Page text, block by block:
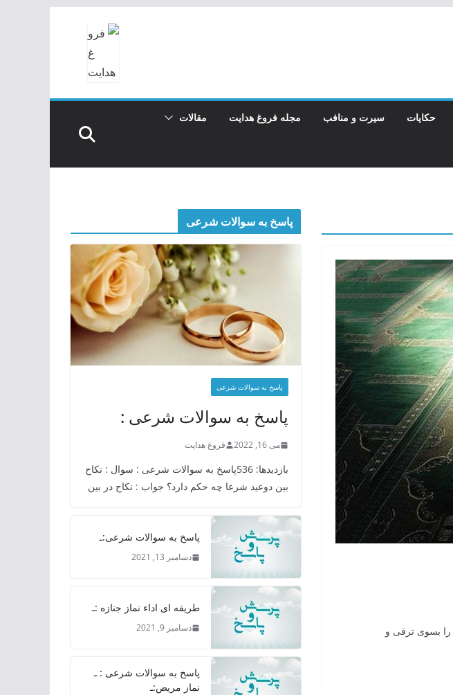
حکایات سیرت و منافب مجله فروغ هدایت مقالات
پاسخ به سوالات شرعی
پاسخ به سوالات شرعی
پاسخ به سوالات شرعی :
می 16, 2022 فروغ هدایت
بازدیدها: 536پاسخ به سوالات شرعی : سوال : نکاح
بین دوعید شرعا چه حکم دارد؟ جواب : نکاح در بین
پاسخ به سوالات شرعی:ـ
دسامبر 13, 2021
طریقه ای اداء نماز جنازه :ـ
دسامبر 9, 2021
پاسخ به سوالات شرعی : ـ
نماز مریض:ـ